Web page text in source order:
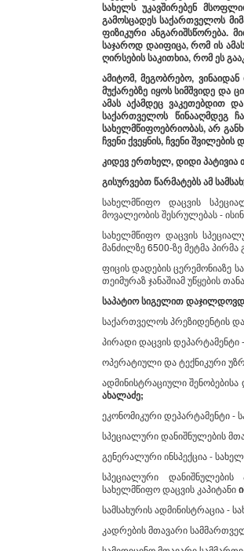
სახელს უკავშირებენ
გამოსცადესსაქართველოს
ფიზიკური ანგარიშსწორება.
საჯაროდ დაიფიცა,რომის
ღირსებისსაკითხია,რომეს
ამიტომ,მეგობრებო, ვინაიდან
მუქარებზე იყოსსიმშვიდე და
ამასაქამდეც ვაკეთებდით
საქართველოს წინააღმდეგ
სახელმწიფოებრიობას,არ
ჩვენიქვეყნის,ჩვენიშვილების
კიდევერთხელ,დიდიპატივია
გისურვებთწარმატებსამ
სახელმწიფო დაცვის
მოვალეობის შესრულებას -
სახელმწიფო დაცვის
მანძილზე 6500-ზე მეტმა პირმა
ფიცის დადების ცერემონიაზე
თეიმურაზ ჯანაშიამ უწყების
საპატიოსიგელით
საქართველოს პრეზიდენტის
პირადი დაცვის
ოპერატიული და ტექნიკური
ადმინისტრაციული
ახალაძე;
ეკონომიკური დეპარტამენტი -
სპეციალური დანიშნულების
გენერალური ინსპექცია -
სპეციალური
სახელმწიფო დაცვის კაპიტანი
სამსახურის ადმინისტრაცია -
კადრების მთავარი